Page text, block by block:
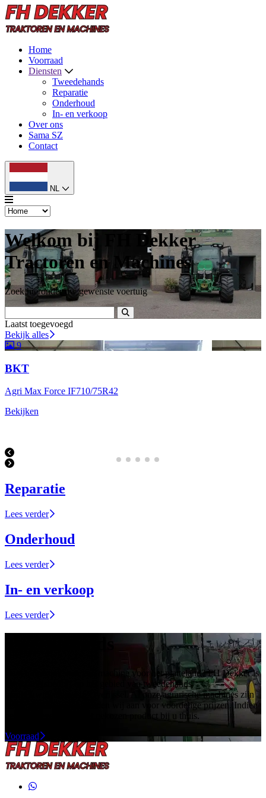
Home
Voorraad
Diensten
Tweedehands
Reparatie
Onderhoud
In- en verkoop
Over ons
Sama SZ
Contact
NL
Welkom bij FH Dekker
Tractoren en Machines
Zoek hieronder uw gewenste voertuig
Laatst toegevoegd
Bekijk alles
9
BKT
Agri Max Force IF710/75R42
Bekijken
Reparatie
Lees verder
Onderhoud
Lees verder
In- en verkoop
Lees verder
Bent u op zoek naar een machine voor het platteland? FH Dekker is
uw handelsbedrijf op het gebied van tweedehands
landbouwmachines in Overijssel. Al onze agrarische machines zijn
in een goede staat en bieden wij aan voor voordelige prijzen. Indien
gewenst leveren wij het gekozen product bij u thuis.
Voorraad